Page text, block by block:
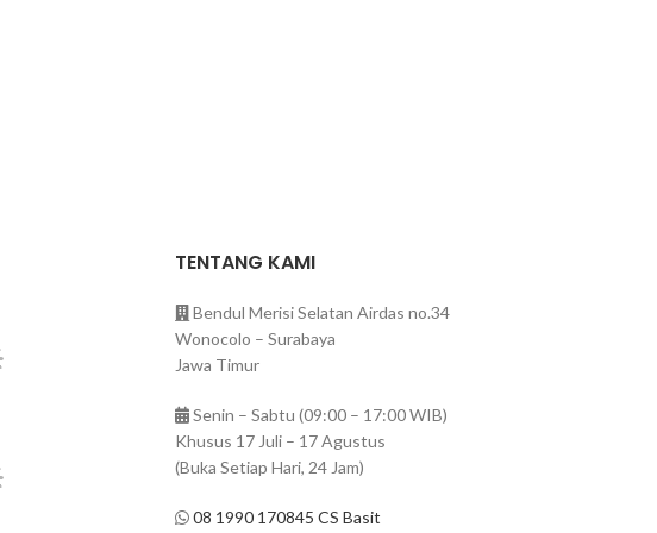
TENTANG KAMI
Bendul Merisi Selatan Airdas no.34
Wonocolo – Surabaya
Jawa Timur
Senin – Sabtu (09:00 – 17:00 WIB)
Khusus 17 Juli – 17 Agustus
(Buka Setiap Hari, 24 Jam)
08 1990 170845 CS Basit